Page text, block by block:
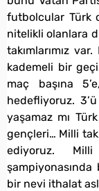
futbolcular Türk
nitelikli olanlara
takımlarımız
kademeli bir
maç başına
hedefliyoruz.
yaşamaz mı
gençleri… Milli
ediyoruz.
bir nevi ithalat